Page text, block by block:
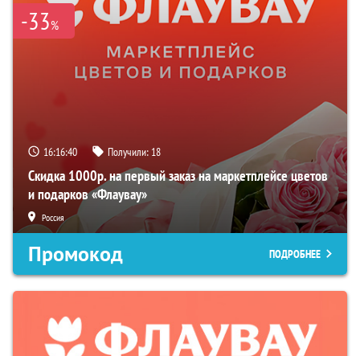
-33%
16:16:39 Получили: 18
Скидка 1000р. на первый заказ на маркетплейсе цветов
и подарков «Флаувау»
Россия
Промокод ПОДРОБНЕЕ